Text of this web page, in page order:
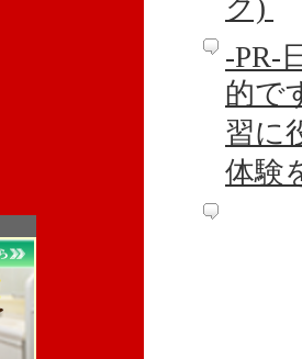
ク)
-PR-
的で
習に
体験